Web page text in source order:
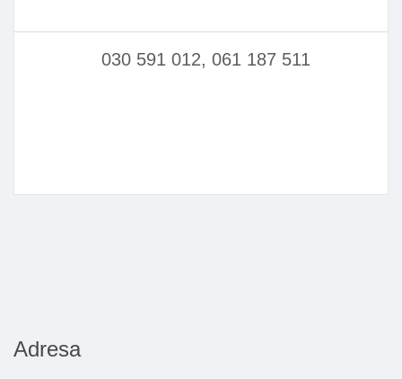
030 591 012, 061 187 511
Adresa